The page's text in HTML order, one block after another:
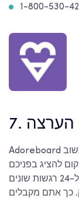
הערצה
Adoreboard מתמקד בהבנת הרגשות העומדים מאחורי המשוב
להציג בפניכם
רק מספרים, הם מפרקים את הטקסט ל-24 רגשות שונים
כך אתם מקבלים